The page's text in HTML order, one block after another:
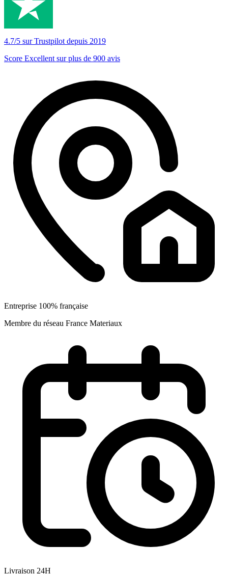
4.7/5 sur Trustpilot depuis 2019
Score Excellent sur plus de 900 avis
Entreprise 100% française
Membre du réseau France Materiaux
Livraison 24H